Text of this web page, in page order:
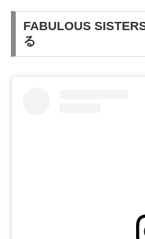
FABULOUS
る